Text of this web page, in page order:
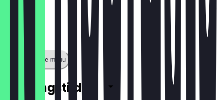
Toon volledige menu
Openingstijden